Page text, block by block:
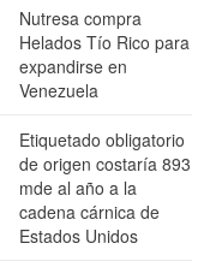
Nutresa compra
Helados Tío Rico para
expandirse en
Venezuela
Etiquetado obligatorio
de origen costaría 893
mde al año a la
cadena cárnica de
Estados Unidos